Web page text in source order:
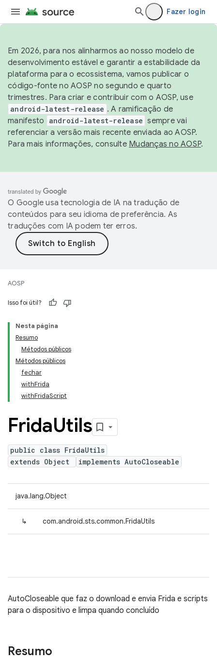
Fazer login
Em 2026, para nos alinharmos ao nosso modelo de
desenvolvimento estável e garantir a estabilidade da
plataforma para o ecossistema, vamos publicar o
código-fonte no AOSP no segundo e quarto
trimestres. Para criar e contribuir com o AOSP, use
android-latest-release . A ramificação de
manifesto
android-latest-release sempre vai
referenciar a versão mais recente enviada ao AOSP.
Para mais informações, consulte Mudanças no AOSP.
O Google usa tecnologia de IA na tradução de
conteúdos para seu idioma de preferência. As
traduções com IA podem ter erros.
AOSP
Isso foi útil?
Nesta página
Resumo
Métodos públicos
Métodos públicos
fechar
withFrida
withFridaScript
FridaUtils
public class FridaUtils
extends Object
implements AutoCloseable
java.lang.Object
↳ com.android.sts.common.FridaUtils
AutoCloseable que faz o download e envia Frida e scripts
para o dispositivo e limpa quando concluído
Resumo